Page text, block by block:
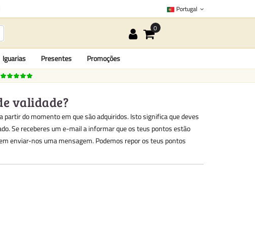
Portugal
Iguarias Presentes Promoções
validade?
do momento em que são adquiridos. Isto significa que deves
Se receberes um e-mail a informar que os teus pontos estão
enviar-nos uma mensagem. Podemos repor os teus pontos